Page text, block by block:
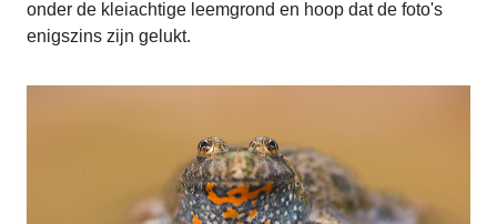
onder de kleiachtige leemgrond en hoop dat de foto's
enigszins zijn gelukt.